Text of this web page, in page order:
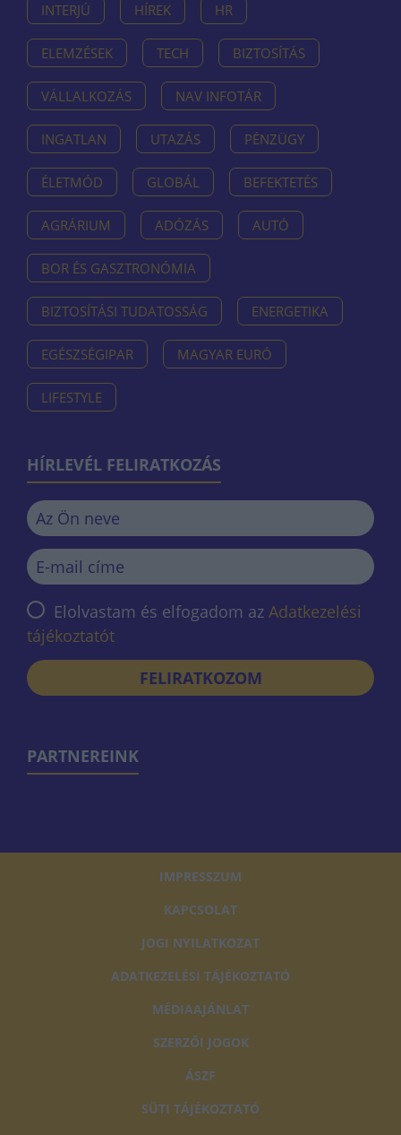
INTERJÚ HÍREK HR
ELEMZÉSEK TECH BIZTOSÍTÁS
VÁLLALKOZÁS NAV INFOTÁR
INGATLAN UTAZÁS PÉNZÜGY
ÉLETMÓD GLOBÁL BEFEKTETÉS
AGRÁRIUM ADÓZÁS AUTÓ
BOR ÉS GASZTRONÓMIA
BIZTOSÍTÁSI TUDATOSSÁG ENERGETIKA
EGÉSZSÉGIPAR MAGYAR EURÓ
LIFESTYLE
HÍRLEVÉL FELIRATKOZÁS
Elolvastam és elfogadom az Adatkezelési
tájékoztatót
FELIRATKOZOM
PARTNEREINK
IMPRESSZUM
KAPCSOLAT
JOGI NYILATKOZAT
ADATKEZELÉSI TÁJÉKOZTATÓ
MÉDIAAJÁNLAT
SZERZŐI JOGOK
ÁSZF
SÜTI TÁJÉKOZTATÓ